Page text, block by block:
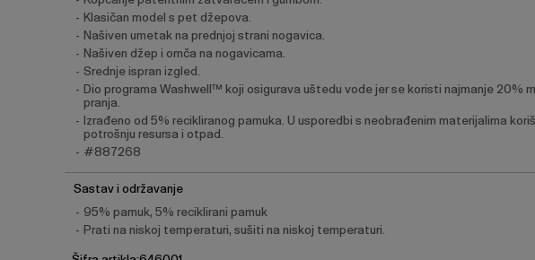
Klasičan model s pet džepova.
Našiven umetak na prednjoj strani nogavica.
Našiven džep i omča na nogavicama.
Srednje ispran izgled.
Dio programa Washwell™ koji osigurava uštedu vode jer se koristi najmanje 20%
pranja.
Izrađeno od 5% recikliranog pamuka. U usporedbi s neobrađenim materijalima
potrošnju resursa i otpad.
#887268
Sastav i održavanje
95% pamuk, 5% reciklirani pamuk
Prati na niskoj temperaturi, sušiti na niskoj temperaturi.